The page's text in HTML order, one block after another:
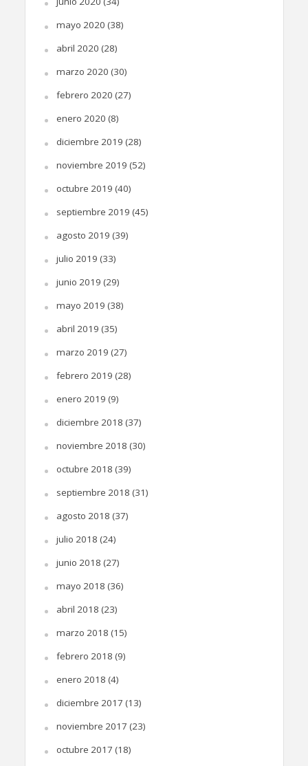
mayo 2020 (38)
abril 2020 (28)
marzo 2020 (30)
febrero 2020 (27)
enero 2020 (8)
diciembre 2019 (28)
noviembre 2019 (52)
octubre 2019 (40)
septiembre 2019 (45)
agosto 2019 (39)
julio 2019 (33)
junio 2019 (29)
mayo 2019 (38)
abril 2019 (35)
marzo 2019 (27)
febrero 2019 (28)
enero 2019 (9)
diciembre 2018 (37)
noviembre 2018 (30)
octubre 2018 (39)
septiembre 2018 (31)
agosto 2018 (37)
julio 2018 (24)
junio 2018 (27)
mayo 2018 (36)
abril 2018 (23)
marzo 2018 (15)
febrero 2018 (9)
enero 2018 (4)
diciembre 2017 (13)
noviembre 2017 (23)
octubre 2017 (18)